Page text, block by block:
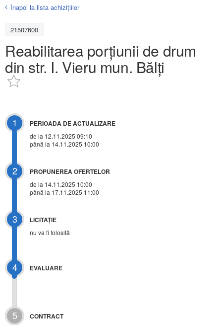
Înapoi la lista achiziţiilor
21507600
Reabilitarea porțiunii de drum
din str. I. Vieru mun. Bălți
1 PERIOADA DE ACTUALIZARE
de la 12.11.2025 09:10
până la 14.11.2025 10:00
2 PROPUNEREA OFERTELOR
de la 14.11.2025 10:00
până la 17.11.2025 11:00
3 LICITAŢIE
nu va fi folosită
4 EVALUARE
5 CONTRACT